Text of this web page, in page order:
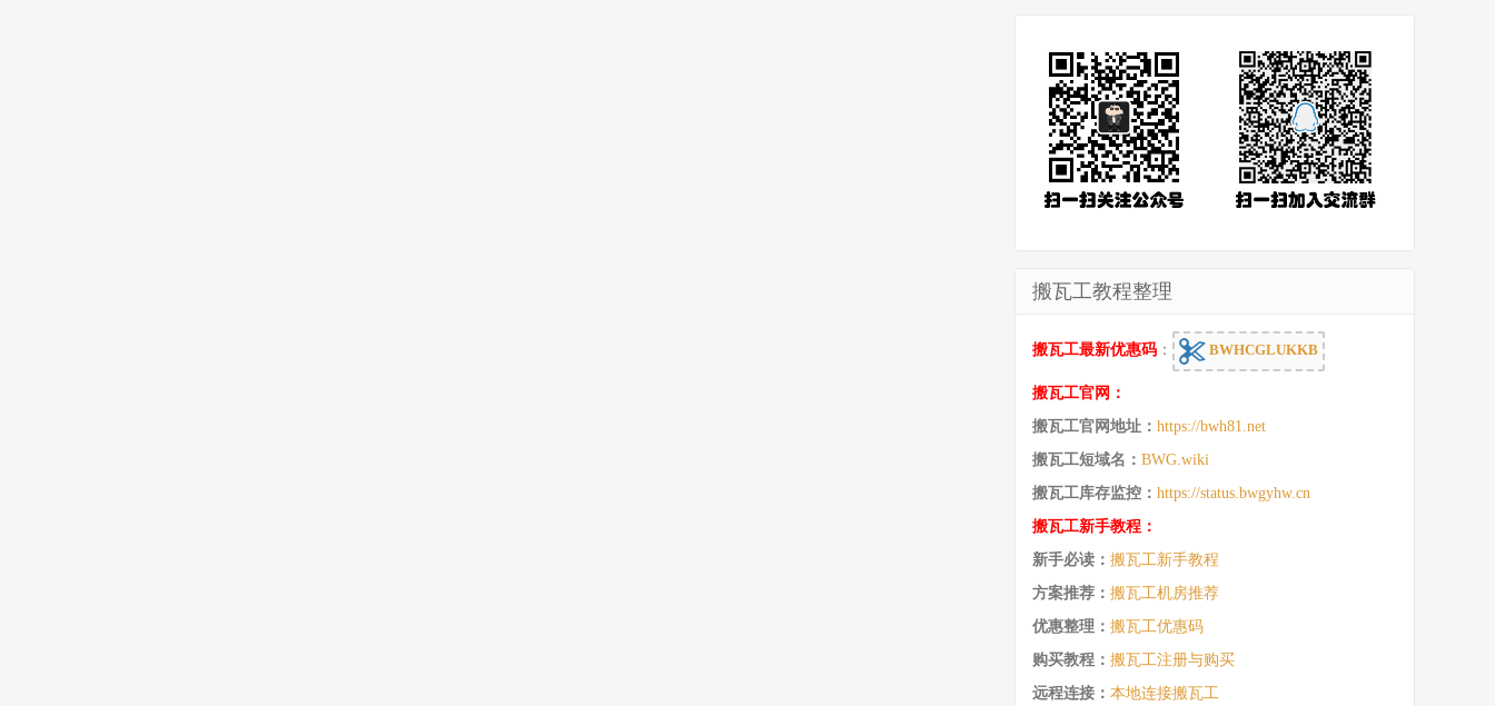
搬瓦工教程整理
搬瓦工最新优惠码 ： BWHCGLUKKB
搬瓦工官网：
搬瓦工官网地址： https://bwh81.net
搬瓦工短域名： BWG.wiki
搬瓦工库存监控： https://status.bwgyhw.cn
搬瓦工新手教程：
新手必读： 搬瓦工新手教程
方案推荐： 搬瓦工机房推荐
优惠整理： 搬瓦工优惠码
购买教程： 搬瓦工注册与购买
远程连接： 本地连接搬瓦工